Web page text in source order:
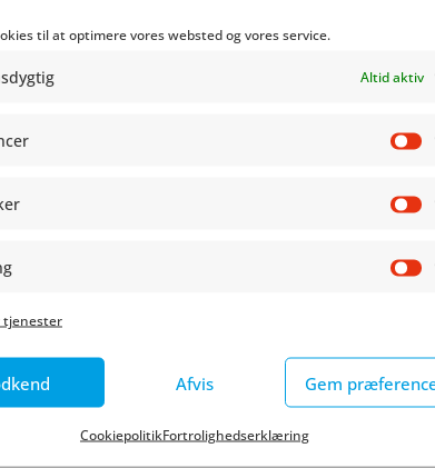
til at optimere vores websted og vores service.
Altid aktiv
tjenester
Afvis Gem
CookiepolitikFortrolighedserklæring
magasiner. Sammen med Christine
du laver et zine helt uden klipsemaskine